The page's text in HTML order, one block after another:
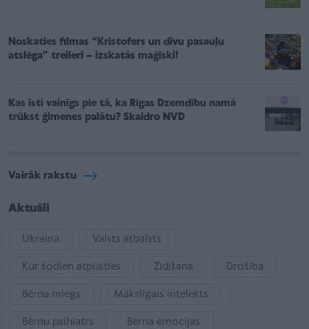
Noskaties filmas “Kristofers un divu pasauļu
atslēga” treileri – izskatās maģiski!
Kas īsti vainīgs pie tā, ka Rīgas Dzemdību namā
trūkst ģimenes palātu? Skaidro NVD
Vairāk rakstu
Aktuāli
Ukraina Valsts atbalsts
Kur šodien atpūsties Zīdīšana Drošība
Bērna miegs Mākslīgais intelekts
Bērnu psihiatrs Bērna emocijas